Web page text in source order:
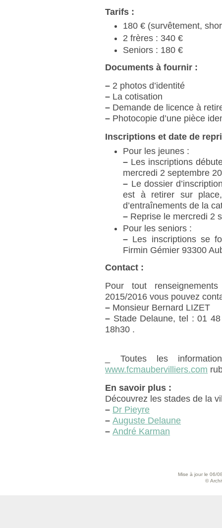
Tarifs :
180 € (survêtement,
2 frères : 340 €
Seniors : 180 €
Documents à fournir :
– 2 photos d’identité
– La cotisation
– Demande de licence à
– Photocopie d’une pièce
Inscriptions et date de
Pour les jeunes :
– Les inscriptions
mercredi 2 septembre
– Le dossier
est à retirer sur
d’entraînements de la
– Reprise le mercredi 2
Pour les seniors :
– Les inscriptions se
Firmin Gémier 93300
Contact :
Pour tout
2015/2016 vous pouvez
– Monsieur Bernard LIZET
– Stade Delaune, tel : 01
18h30 .
_ Toutes les
www.fcmaubervilliers.com
En savoir plus :
Découvrez les stades de la
– Dr Pieyre
– Auguste Delaune
– André Karman
Mise à jour le 06/
©